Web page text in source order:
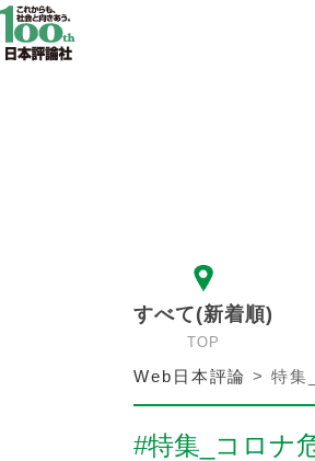
すべて(新着順)
TOP
Web日本評論 >特集
#特集_コロナ